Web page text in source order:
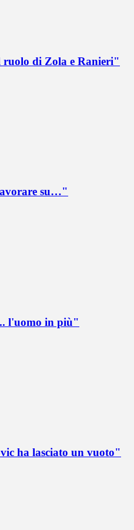
ruolo di Zola e Ranieri"
su…"
l'uomo in più"
ha lasciato un vuoto"